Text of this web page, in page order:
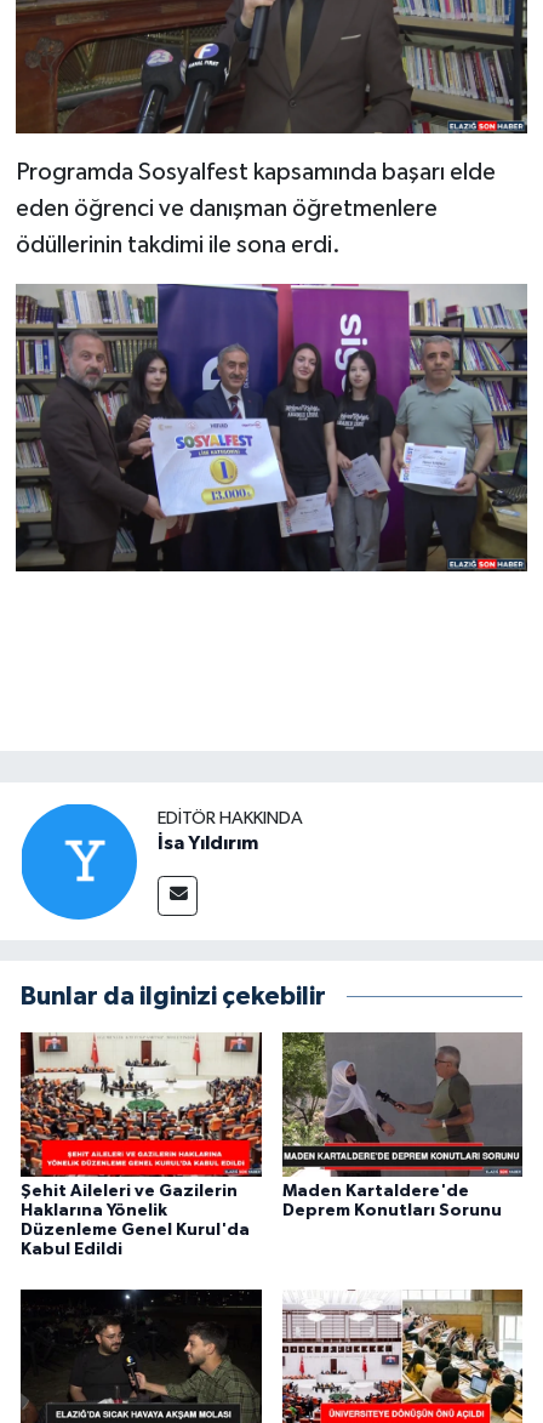
Programda Sosyalfest kapsamında başarı elde
eden öğrenci ve danışman öğretmenlere
ödüllerinin takdimi ile sona erdi.
EDITÖR HAKKINDA
İsa Yıldırım
Bunlar da ilginizi çekebilir
Şehit Aileleri ve Gazilerin
Haklarına Yönelik
Düzenleme Genel Kurul'da
Kabul Edildi
Maden Kartaldere'de
Deprem Konutları Sorunu